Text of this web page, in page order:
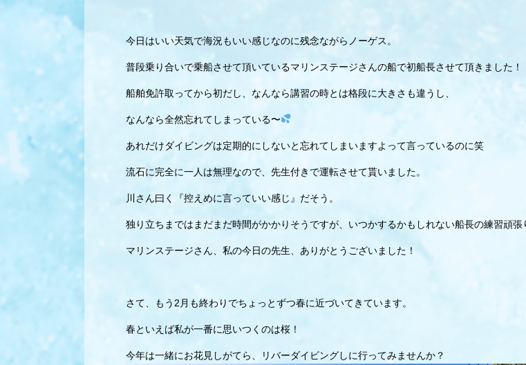
今日はいい天気で海況もいい感じなのに残念ながらノーゲス。
普段乗り合いで乗船させて頂いているマリンステージさんの船で初船長させて頂きました！
船舶免許取ってから初だし、なんなら講習の時とは格段に大きさも違うし、
なんなら全然忘れてしまっている〜
あれだけダイビングは定期的にしないと忘れてしまいますよって言っているのに笑
流石に完全に一人は無理なので、先生付きで運転させて貰いました。
川さん曰く『控えめに言っていい感じ』だそう。
独り立ちまではまだまだ時間がかかりそうですが、いつかするかもしれない船長の練習頑張
マリンステージさん、私の今日の先生、ありがとうございました！
さて、もう2月も終わりでちょっとずつ春に近づいてきています。
春といえば私が一番に思いつくのは桜！
今年は一緒にお花見しがてら、リバーダイビングしに行ってみませんか？